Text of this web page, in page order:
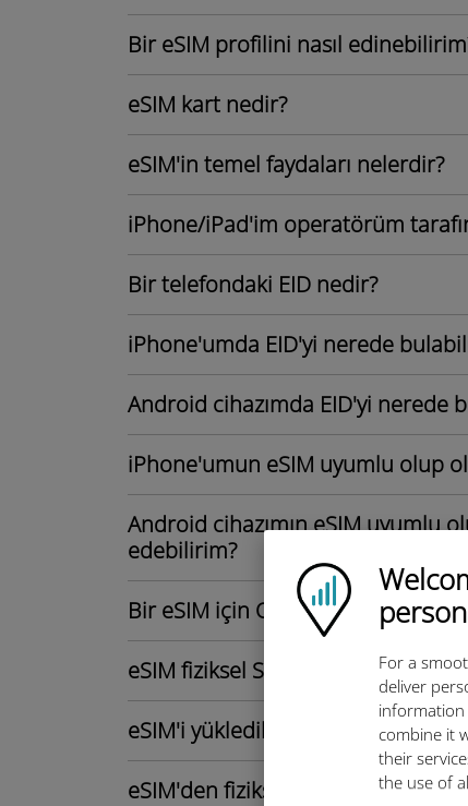
Ubigi logo
For a
deliver
information
combine it
their
the use of
Bir eSIM profilini nasıl
eSIM kart nedir?
eSIM'in temel faydaları nelerdir?
iPhone/iPad'im operatörüm
Bir telefondaki EID nedir?
iPhone'umda EID'yi nerede
Android cihazımda EID'yi nerede
iPhone'umun eSIM uyumlu olup
Android cihazımın eSIM uyumlu
edebilirim?
Bir eSIM için QR kodunu nasıl
eSIM fiziksel SIM karttan daha mı
eSIM'i yükledikten sonra SIM
eSIM'den fiziksel SIM'e geçebilir